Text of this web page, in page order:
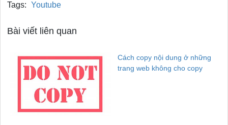
Tags: Youtube
Bài viết liên quan
Cách copy nội dung ở những
trang web không cho copy